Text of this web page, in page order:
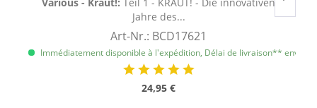
Jahre des...
Art-Nr.: BCD17621
Immédiatement disponible à l'expédition, Délai de livraison** env. 1
24,95 €